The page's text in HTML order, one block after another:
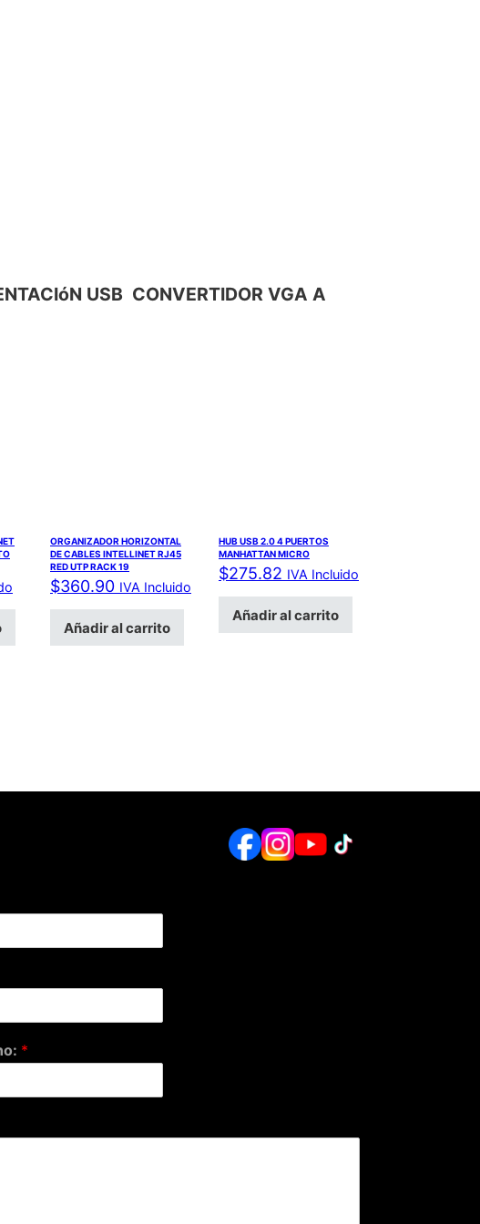
USB  CONVERTIDOR VGA A
ORGANIZADOR HORIZONTAL
DE CABLES INTELLINET RJ45
RED UTP RACK 19
$360.90 IVA Incluido
Añadir al carrito
HUB USB 2.0 4 PUERTOS
MANHATTAN MICRO
$275.82 IVA Incluido
Añadir al carrito
*